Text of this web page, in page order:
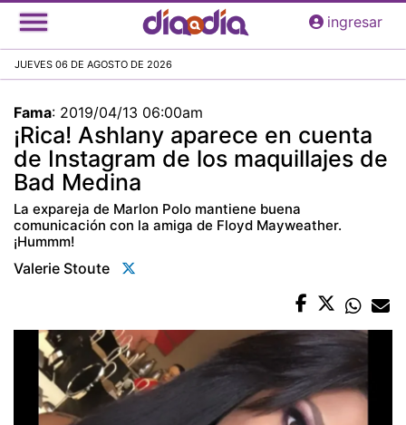
Pasar
al
principal
ingresar
JUEVES 06 DE AGOSTO DE 2026
Fama: 2019/04/13 06:00am
¡Rica! Ashlany aparece en cuenta
de Instagram de los maquillajes de
Bad Medina
La expareja de Marlon Polo mantiene buena
comunicación con la amiga de Floyd Mayweather.
¡Hummm!
Valerie Stoute